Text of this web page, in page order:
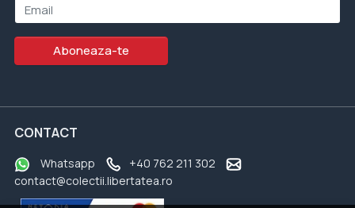
Email
Aboneaza-te
CONTACT
Whatsapp
+40 762 211 302
contact@colectii.libertatea.ro